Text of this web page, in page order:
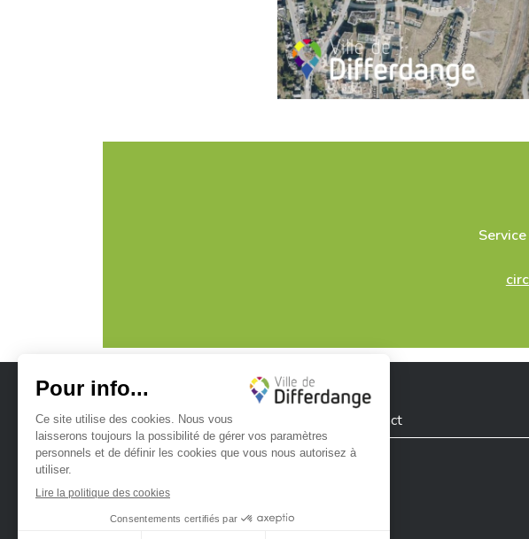
Ville de Differdange sur Facebook
Ville de Differdange sur Instagram
Ville de Differdange sur YouTube
Contact